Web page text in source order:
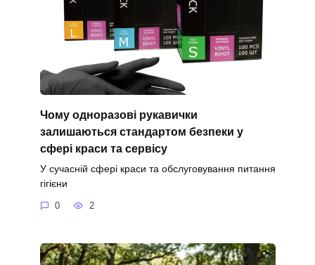
Чому одноразові рукавички
залишаються стандартом безпеки у
сфері краси та сервісу
У сучасній сфері краси та обслуговування питання
гігієни
0 2